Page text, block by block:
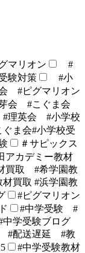
マリオン
#
験対策
#小
#ピグマリオン
会 #こぐま会
理英会 #小学校
ぐま会#小学校受
＃サピックス
アカデミー教材
買取 #希学園教
買取 #浜学園教
#ピグマリオン
#中学受験 #
学受験ブログ
#配送遅延 #教
#中学受験教材